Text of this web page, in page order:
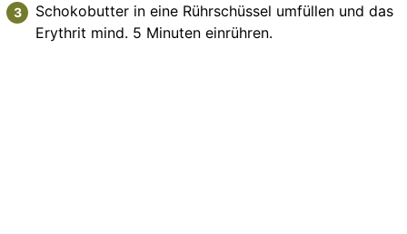
Schokobutter in eine Rührschüssel umfüllen und das
Erythrit mind. 5 Minuten einrühren.